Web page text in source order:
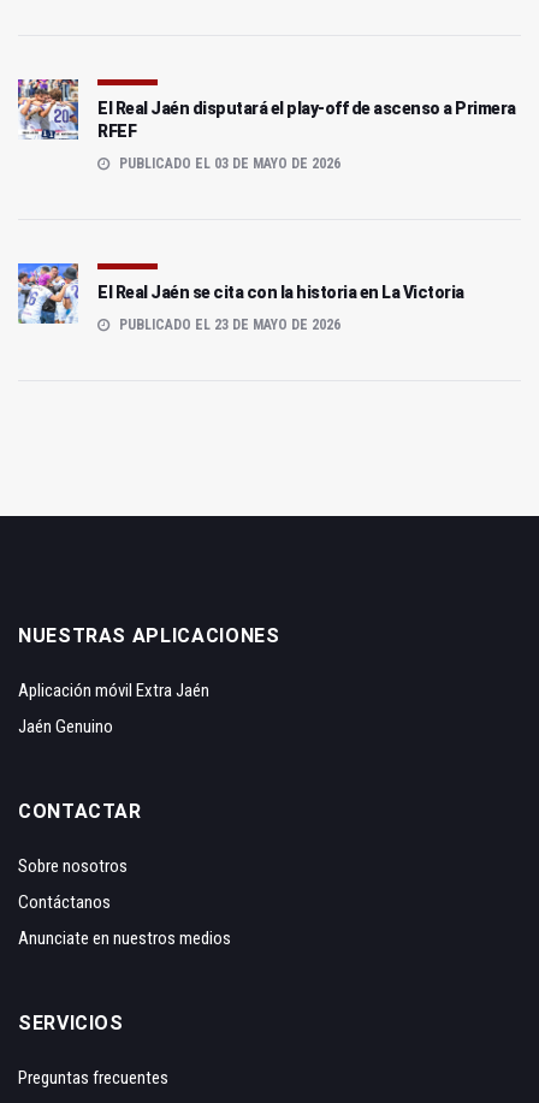
El Real Jaén disputará el play-off de ascenso a Primera
RFEF
PUBLICADO EL 03 DE MAYO DE 2026
El Real Jaén se cita con la historia en La Victoria
PUBLICADO EL 23 DE MAYO DE 2026
NUESTRAS APLICACIONES
Aplicación móvil Extra Jaén
Jaén Genuino
CONTACTAR
Sobre nosotros
Contáctanos
Anunciate en nuestros medios
SERVICIOS
Preguntas frecuentes